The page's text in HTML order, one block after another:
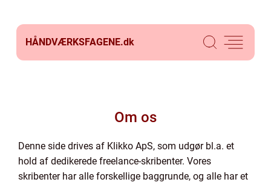
HÅNDVÆRKSFAGENE.dk
Om os
Denne side drives af Klikko ApS, som udgør bl.a. et
hold af dedikerede freelance-skribenter. Vores
skribenter har alle forskellige baggrunde, og alle har et